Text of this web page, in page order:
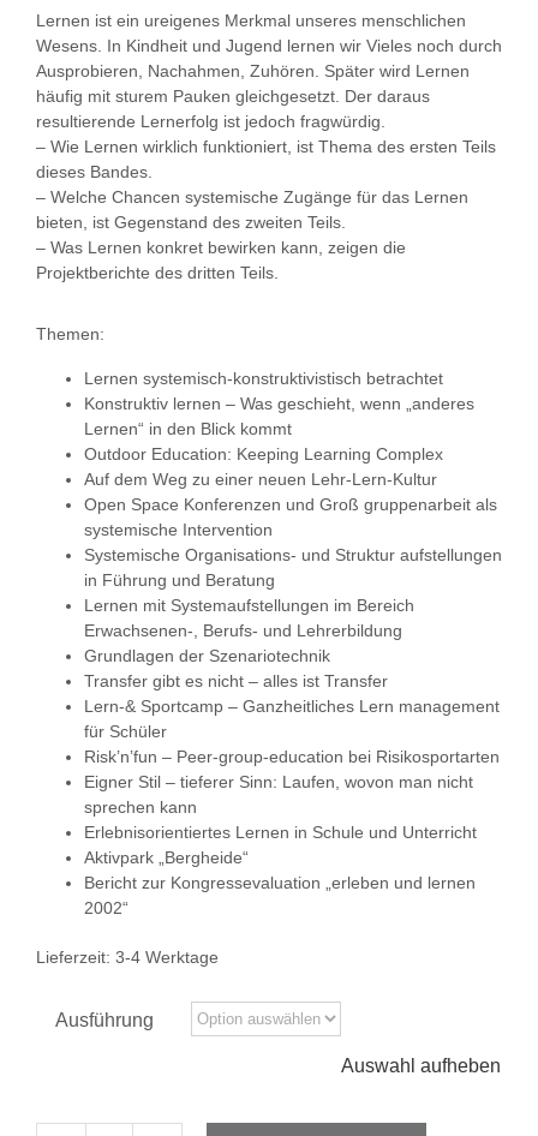
Lernen ist ein ureigenes Merkmal unseres menschlichen
Wesens. In Kindheit und Jugend lernen wir Vieles noch durch
Ausprobieren, Nachahmen, Zuhören. Später wird Lernen
häufig mit sturem Pauken gleichgesetzt. Der daraus
resultierende Lernerfolg ist jedoch fragwürdig.
– Wie Lernen wirklich funktioniert, ist Thema des ersten Teils
dieses Bandes.
– Welche Chancen systemische Zugänge für das Lernen
bieten, ist Gegenstand des zweiten Teils.
– Was Lernen konkret bewirken kann, zeigen die
Projektberichte des dritten Teils.
Themen:
Lernen systemisch-konstruktivistisch betrachtet
Konstruktiv lernen – Was geschieht, wenn „anderes
Lernen“ in den Blick kommt
Outdoor Education: Keeping Learning Complex
Auf dem Weg zu einer neuen Lehr-Lern-Kultur
Open Space Konferenzen und Groß gruppenarbeit als
systemische Intervention
Systemische Organisations- und Struktur aufstellungen
in Führung und Beratung
Lernen mit Systemaufstellungen im Bereich
Erwachsenen-, Berufs- und Lehrerbildung
Grundlagen der Szenariotechnik
Transfer gibt es nicht – alles ist Transfer
Lern-& Sportcamp – Ganzheitliches Lern management
für Schüler
Risk’n’fun – Peer-group-education bei Risikosportarten
Eigner Stil – tieferer Sinn: Laufen, wovon man nicht
sprechen kann
Erlebnisorientiertes Lernen in Schule und Unterricht
Aktivpark „Bergheide“
Bericht zur Kongressevaluation „erleben und lernen
2002“
Lieferzeit: 3-4 Werktage
Ausführung
Auswahl aufheben